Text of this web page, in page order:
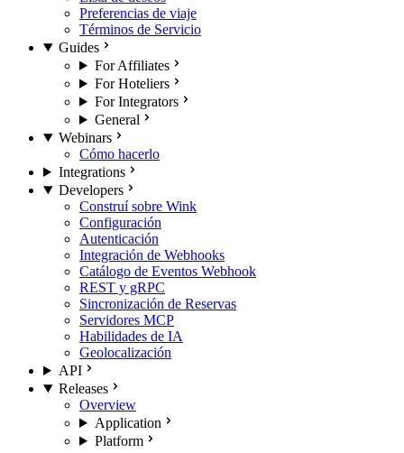
Preferencias de viaje
Términos de Servicio
Guides
For Affiliates
For Hoteliers
For Integrators
General
Webinars
Cómo hacerlo
Integrations
Developers
Construí sobre Wink
Configuración
Autenticación
Integración de Webhooks
Catálogo de Eventos Webhook
REST y gRPC
Sincronización de Reservas
Servidores MCP
Habilidades de IA
Geolocalización
API
Releases
Overview
Application
Platform